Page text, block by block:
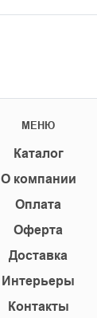
МЕНЮ
Каталог
О компании
Оплата
Оферта
Доставка
Интерьеры
Контакты